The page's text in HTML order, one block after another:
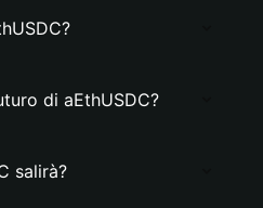
di aEthUSDC?
salirà?